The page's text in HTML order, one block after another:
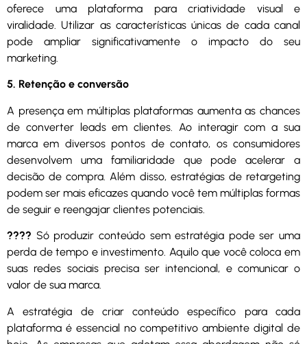
oferece uma plataforma para criatividade visual e
viralidade. Utilizar as características únicas de cada canal
pode ampliar significativamente o impacto do seu
marketing.
5. Retenção e conversão
A presença em múltiplas plataformas aumenta as chances
de converter leads em clientes. Ao interagir com a sua
marca em diversos pontos de contato, os consumidores
desenvolvem uma familiaridade que pode acelerar a
decisão de compra. Além disso, estratégias de retargeting
podem ser mais eficazes quando você tem múltiplas formas
de seguir e reengajar clientes potenciais.
???? Só produzir conteúdo sem estratégia pode ser uma
perda de tempo e investimento. Aquilo que você coloca em
suas redes sociais precisa ser intencional, e comunicar o
valor de sua marca.
A estratégia de criar conteúdo específico para cada
plataforma é essencial no competitivo ambiente digital de